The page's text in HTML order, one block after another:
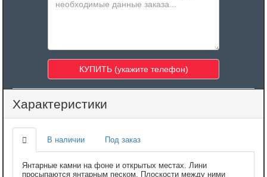
Характеристики
В наличии Под заказ
Янтарные камни на фоне и открытых местах. Лини
просыпаются янтарным песком. Плоскости между ними